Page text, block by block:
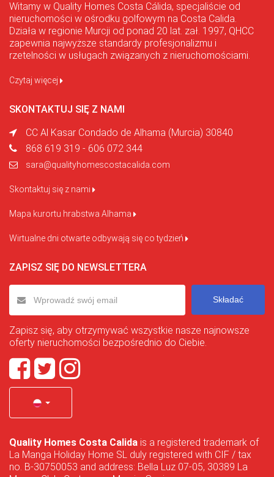
Witamy w Quality Homes Costa Cálida, specjaliście od
nieruchomości w ośrodku golfowym na Costa Calida.
Działa w regionie Murcji od ponad 20 lat. zał. 1997, QHCC
zapewnia najwyższe standardy profesjonalizmu i
rzetelności w usługach związanych z nieruchomościami.
Czytaj więcej
SKONTAKTUJ SIĘ Z NAMI
CC Al Kasar Condado de Alhama (Murcia) 30840
868 619 319 - 606 072 344
sara@qualityhomescostacalida.com
Skontaktuj się z nami
Mapa kurortu hrabstwa Alhama
Wirtualne dni otwarte odbywają się co tydzień
ZAPISZ SIĘ DO NEWSLETTERA
Składać
Zapisz się, aby otrzymywać wszystkie nasze najnowsze
oferty nieruchomości bezpośrednio do Ciebie.
Quality Homes Costa Calida is a registered trademark of
La Manga Holiday Home SL duly registered with CIF / tax
no. B-30750053 and address: Bella Luz 07-05, 30389 La